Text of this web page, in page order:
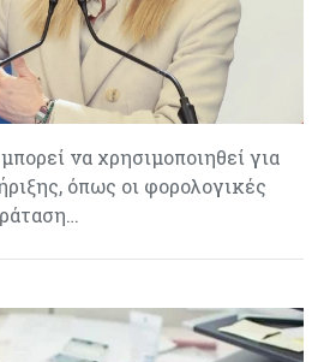
να χρησιμοποιηθεί για
όπως οι φορολογικές